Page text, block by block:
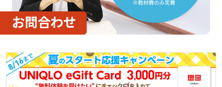
お問合わせ